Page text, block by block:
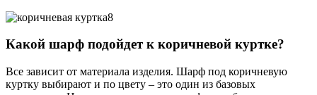
Какой шарф подойдет к коричневой куртке?
Все зависит от материала изделия. Шарф под коричневую
куртку выбирают и по цвету – это один из базовых